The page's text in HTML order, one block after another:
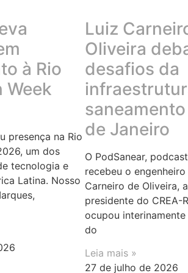
à Rio
Week
presença na Rio
um dos
tecnologia e
Latina. Nosso
Luiz
Oliveira
desafios da
de Janeiro
O PodSanear,
recebeu o
Carneiro de Oliveira,
presidente do CREA-
ocupou interinamente
do
Leia mais »
27 de julho de 2026